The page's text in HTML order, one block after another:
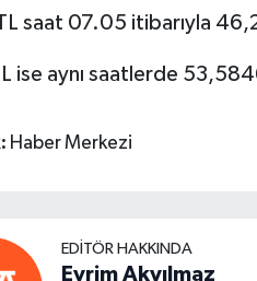
saat 07.05 itibarıyla
ise aynı saatlerde
Haber Merkezi
EDITÖR HAKKINDA
Evrim Akyılmaz